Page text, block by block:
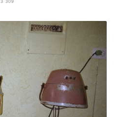
3 309